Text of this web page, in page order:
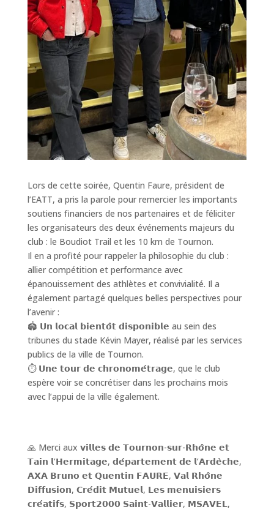
Lors de cette soirée, Quentin Faure, président de
l’EATT, a pris la parole pour remercier les importants
soutiens financiers de nos partenaires et de féliciter
les organisateurs des deux événements majeurs du
club : le Boudiot Trail et les 10 km de Tournon.
Il en a profité pour rappeler la philosophie du club :
allier compétition et performance avec
épanouissement des athlètes et convivialité. Il a
également partagé quelques belles perspectives pour
l’avenir :
🏟️ 𝗨𝗻 𝗹𝗼𝗰𝗮𝗹 𝗯𝗶𝗲𝗻𝘁𝗼̂𝘁 𝗱𝗶𝘀𝗽𝗼𝗻𝗶𝗯𝗹𝗲 au sein des
tribunes du stade Kévin Mayer, réalisé par les services
publics de la ville de Tournon.
⏱️ 𝗨𝗻𝗲 𝘁𝗼𝘂𝗿 𝗱𝗲 𝗰𝗵𝗿𝗼𝗻𝗼𝗺𝗲́𝘁𝗿𝗮𝗴𝗲, que le club
espère voir se concrétiser dans les prochains mois
avec l’appui de la ville également.
🙏 Merci aux 𝘃𝗶𝗹𝗹𝗲𝘀 𝗱𝗲 𝗧𝗼𝘂𝗿𝗻𝗼𝗻-𝘀𝘂𝗿-𝗥𝗵𝗼̂𝗻𝗲 𝗲𝘁
𝗧𝗮𝗶𝗻 𝗹’𝗛𝗲𝗿𝗺𝗶𝘁𝗮𝗴𝗲, 𝗱𝗲́𝗽𝗮𝗿𝘁𝗲𝗺𝗲𝗻𝘁 𝗱𝗲 𝗹’𝗔𝗿𝗱𝗲̀𝗰𝗵𝗲,
𝗔𝗫𝗔 𝗕𝗿𝘂𝗻𝗼 𝗲𝘁 𝗤𝘂𝗲𝗻𝘁𝗶𝗻 𝗙𝗔𝗨𝗥𝗘, 𝗩𝗮𝗹 𝗥𝗵𝗼̂𝗻𝗲
𝗗𝗶𝗳𝗳𝘂𝘀𝗶𝗼𝗻, 𝗖𝗿𝗲́𝗱𝗶𝘁 𝗠𝘂𝘁𝘂𝗲𝗹, 𝗟𝗲𝘀 𝗺𝗲𝗻𝘂𝗶𝘀𝗶𝗲𝗿𝘀
𝗰𝗿𝗲́𝗮𝘁𝗶𝗳𝘀, 𝗦𝗽𝗼𝗿𝘁𝟮𝟬𝟬𝟬 𝗦𝗮𝗶𝗻𝘁-𝗩𝗮𝗹𝗹𝗶𝗲𝗿, 𝗠𝗦𝗔𝗩𝗘𝗟,